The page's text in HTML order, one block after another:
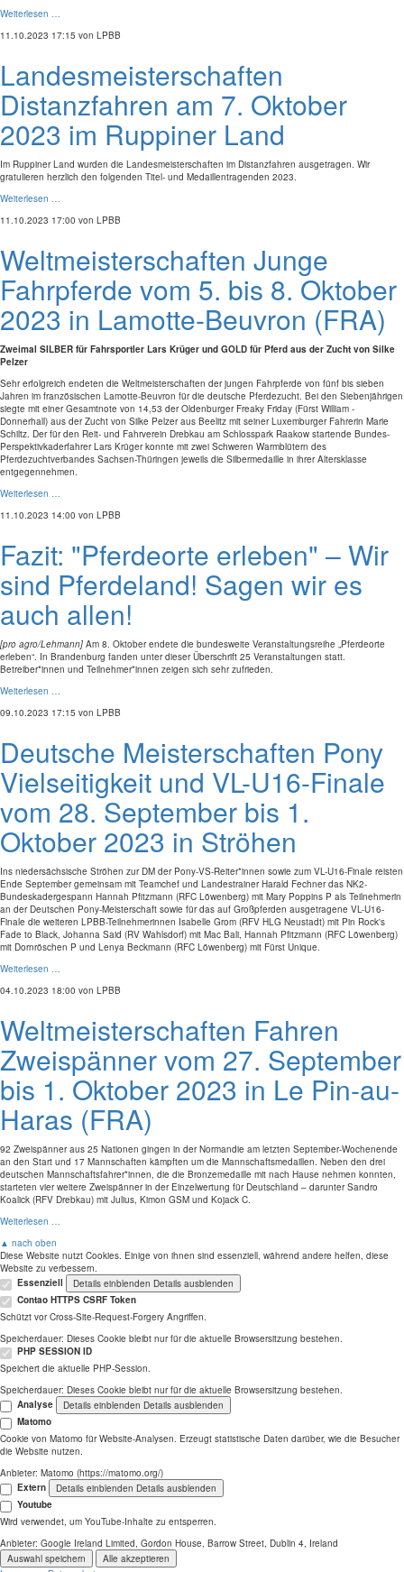
Weiterlesen …
11.10.2023 17:15 von LPBB
Landesmeisterschaften
Distanzfahren am 7. Oktober
2023 im Ruppiner Land
Im Ruppiner Land wurden die Landesmeisterschaften im Distanzfahren ausgetragen. Wir
gratulieren herzlich den folgenden Titel- und Medaillentragenden 2023.
Weiterlesen …
11.10.2023 17:00 von LPBB
Weltmeisterschaften Junge
Fahrpferde vom 5. bis 8. Oktober
2023 in Lamotte-Beuvron (FRA)
Zweimal SILBER für Fahrsportler Lars Krüger und GOLD für Pferd aus der Zucht von Silke
Pelzer
Sehr erfolgreich endeten die Weltmeisterschaften der jungen Fahrpferde von fünf bis sieben
Jahren im französischen Lamotte-Beuvron für die deutsche Pferdezucht. Bei den Siebenjährigen
siegte mit einer Gesamtnote von 14,53 der Oldenburger Freaky Friday (Fürst William -
Donnerhall) aus der Zucht von Silke Pelzer aus Beelitz mit seiner Luxemburger Fahrerin Marie
Schiltz. Der für den Reit- und Fahrverein Drebkau am Schlosspark Raakow startende Bundes-
Perspektivkaderfahrer Lars Krüger konnte mit zwei Schweren Warmblütern des
Pferdezuchtverbandes Sachsen-Thüringen jeweils die Silbermedaille in ihrer Altersklasse
entgegennehmen.
Weiterlesen …
11.10.2023 14:00 von LPBB
Fazit: "Pferdeorte erleben" – Wir
sind Pferdeland! Sagen wir es
auch allen!
[pro agro/Lehmann] Am 8. Oktober endete die bundesweite Veranstaltungsreihe „Pferdeorte
erleben“. In Brandenburg fanden unter dieser Überschrift 25 Veranstaltungen statt.
Betreiber*innen und Teilnehmer*innen zeigen sich sehr zufrieden.
Weiterlesen …
09.10.2023 17:15 von LPBB
Deutsche Meisterschaften Pony
Vielseitigkeit und VL-U16-Finale
vom 28. September bis 1.
Oktober 2023 in Ströhen
Ins niedersächsische Ströhen zur DM der Pony-VS-Reiter*innen sowie zum VL-U16-Finale reisten
Ende September gemeinsam mit Teamchef und Landestrainer Harald Fechner das NK2-
Bundeskadergespann Hannah Pfitzmann (RFC Löwenberg) mit Mary Poppins P als Teilnehmerin
an der Deutschen Pony-Meisterschaft sowie für das auf Großpferden ausgetragene VL-U16-
Finale die weiteren LPBB-Teilnehmerinnen Isabelle Grom (RFV HLG Neustadt) mit Pin Rock's
Fade to Black, Johanna Said (RV Wahlsdorf) mit Mac Bali, Hannah Pfitzmann (RFC Löwenberg)
mit Dornröschen P und Lenya Beckmann (RFC Löwenberg) mit Fürst Unique.
Weiterlesen …
04.10.2023 18:00 von LPBB
Weltmeisterschaften Fahren
Zweispänner vom 27. September
bis 1. Oktober 2023 in Le Pin-au-
Haras (FRA)
92 Zweispänner aus 25 Nationen gingen in der Normandie am letzten September-Wochenende
an den Start und 17 Mannschaften kämpften um die Mannschaftsmedaillen. Neben den drei
deutschen Mannschaftsfahrer*innen, die die Bronzemedaille mit nach Hause nehmen konnten,
starteten vier weitere Zweispänner in der Einzelwertung für Deutschland – darunter Sandro
Koalick (RFV Drebkau) mit Julius, Kimon GSM und Kojack C.
Weiterlesen …
▲ nach oben
Diese Website nutzt Cookies. Einige von ihnen sind essenziell, während andere helfen, diese
Website zu verbessern.
Essenziell
Details einblenden Details ausblenden
Contao HTTPS CSRF Token
Schützt vor Cross-Site-Request-Forgery Angriffen.
Speicherdauer: Dieses Cookie bleibt nur für die aktuelle Browsersitzung bestehen.
PHP SESSION ID
Speichert die aktuelle PHP-Session.
Speicherdauer: Dieses Cookie bleibt nur für die aktuelle Browsersitzung bestehen.
Analyse
Details einblenden Details ausblenden
Matomo
Cookie von Matomo für Website-Analysen. Erzeugt statistische Daten darüber, wie die Besucher
die Website nutzen.
Anbieter: Matomo (https://matomo.org/)
Extern
Details einblenden Details ausblenden
Youtube
Wird verwendet, um YouTube-Inhalte zu entsperren.
Anbieter: Google Ireland Limited, Gordon House, Barrow Street, Dublin 4, Ireland
Auswahl speichern
Alle akzeptieren